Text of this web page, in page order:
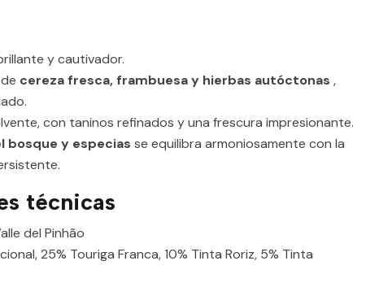
y cautivador.
cereza fresca, frambuesa y hierbas autóctonas ,
con taninos refinados y una frescura impresionante.
bosque y especias se equilibra armoniosamente con la
técnicas
del Pinhão
25% Touriga Franca, 10% Tinta Roriz, 5% Tinta